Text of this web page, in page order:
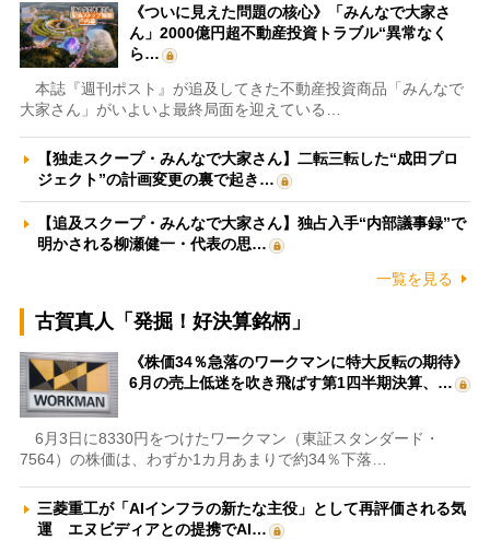
《ついに見えた問題の核心》「みんなで大家さ
ん」2000億円超不動産投資トラブル“異常なく
ら…
本誌『週刊ポスト』が追及してきた不動産投資商品「みんなで
大家さん」がいよいよ最終局面を迎えている…
【独走スクープ・みんなで大家さん】二転三転した“成田プロ
ジェクト”の計画変更の裏で起き…
【追及スクープ・みんなで大家さん】独占入手“内部議事録”で
明かされる柳瀬健一・代表の思…
一覧を見る
古賀真人「発掘！好決算銘柄」
《株価34％急落のワークマンに特大反転の期待》
6月の売上低迷を吹き飛ばす第1四半期決算、…
6月3日に8330円をつけたワークマン（東証スタンダード・
7564）の株価は、わずか1カ月あまりで約34％下落…
三菱重工が「AIインフラの新たな主役」として再評価される気
運 エヌビディアとの提携でAI…